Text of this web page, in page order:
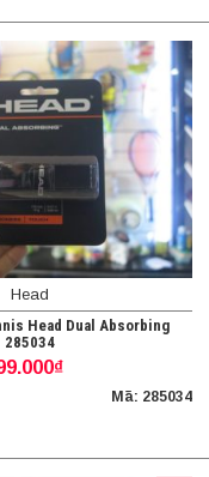
Head
Head Dual Absorbing
285034
Mã: 285034